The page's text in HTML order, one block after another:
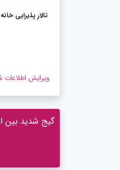
تالار پذیرایی
ویرایش اطلاعات
گیج شدید بین